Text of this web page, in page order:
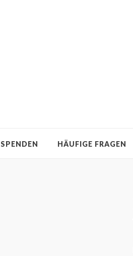
SPENDEN HÄUFIGE FRAGEN